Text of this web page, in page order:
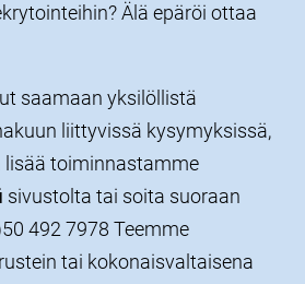
Älä epäröi ottaa
saamaan yksilöllistä
liittyvissä kysymyksissä,
lisää toiminnastamme
sivustolta tai soita suoraan
492 7978 Teemme
tai kokonaisvaltaisena